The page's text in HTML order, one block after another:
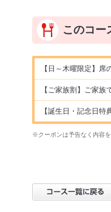
このコー
【日～木曜限定】
【ご家族割】ご家
【誕生日・記念日
※クーポンは予告なく内容